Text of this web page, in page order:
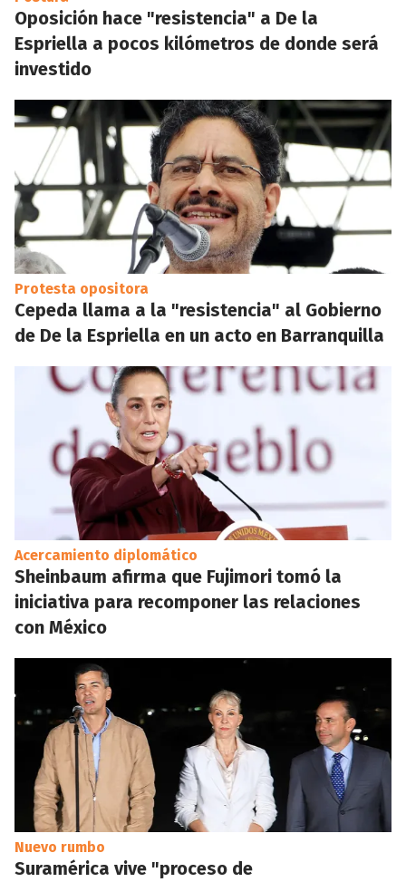
Oposición hace "resistencia" a De la
Espriella a pocos kilómetros de donde será
investido
Protesta opositora
Cepeda llama a la "resistencia" al Gobierno
de De la Espriella en un acto en Barranquilla
Acercamiento diplomático
Sheinbaum afirma que Fujimori tomó la
iniciativa para recomponer las relaciones
con México
Nuevo rumbo
Suramérica vive "proceso de